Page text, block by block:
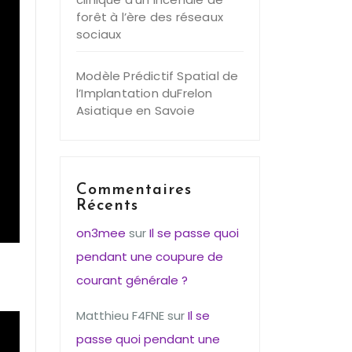
forêt à l’ère des réseaux
sociaux
Modèle Prédictif Spatial de
l’Implantation duFrelon
Asiatique en Savoie
Commentaires
Récents
on3mee surIl se passe quoi
pendant une coupure de
courant générale ?
Matthieu F4FNEsurIl se
passe quoi pendant une